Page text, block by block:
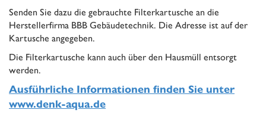
Senden Sie dazu die gebrauchte Filterkartusche an die
Herstellerfirma BBB Gebäudetechnik. Die Adresse ist auf der
Kartusche angegeben.
Die Filterkartusche kann auch über den Hausmüll entsorgt
werden.
Ausführliche Informationen finden Sie unter
www.denk-aqua.de